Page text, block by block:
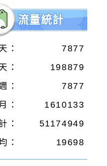
流量統計
：
7877
：
198879
：
7877
：
1610133
：
51174949
：
19698